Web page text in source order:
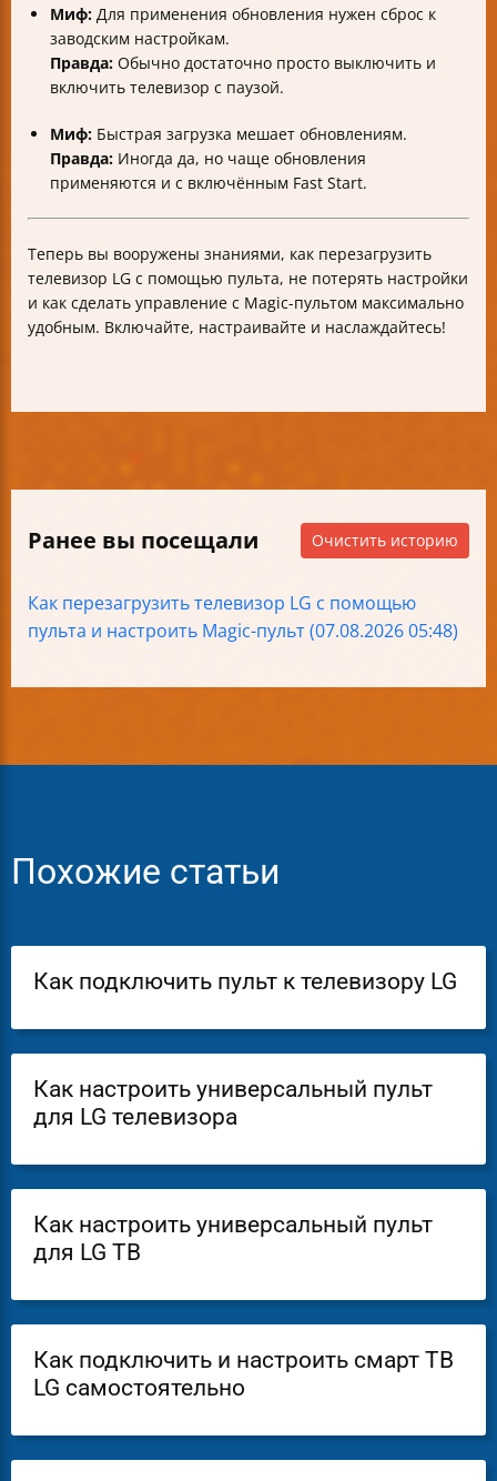
Миф: Для применения обновления нужен сброс к
заводским настройкам.
Правда: Обычно достаточно просто выключить и
включить телевизор с паузой.
Миф: Быстрая загрузка мешает обновлениям.
Правда: Иногда да, но чаще обновления
применяются и с включённым Fast Start.
Теперь вы вооружены знаниями, как перезагрузить
телевизор LG с помощью пульта, не потерять настройки
и как сделать управление с Magic-пультом максимально
удобным. Включайте, настраивайте и наслаждайтесь!
Ранее вы посещали Очистить историю
Как перезагрузить телевизор LG с помощью
пульта и настроить Magic-пульт (07.08.2026 05:48)
Похожие статьи
Как подключить пульт к телевизору LG
Как настроить универсальный пульт
для LG телевизора
Как настроить универсальный пульт
для LG ТВ
Как подключить и настроить смарт ТВ
LG самостоятельно